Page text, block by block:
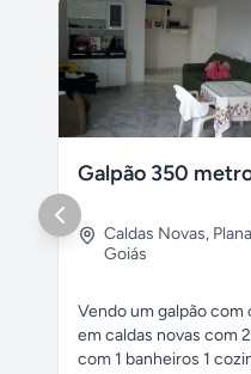
Galpão 350
Caldas Novas,
Goiás
Vendo um galpão com
em caldas novas com
com 1 banheiros 1